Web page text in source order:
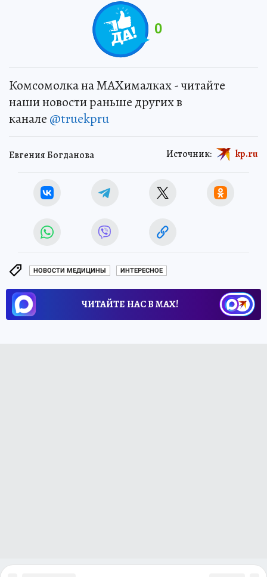
0
Комсомолка на MAXималках - читайте
наши новости раньше других в
канале @truekpru
Евгения Богданова Источник: kp.ru
НОВОСТИ МЕДИЦИНЫ ИНТЕРЕСНОЕ
ЧИТАЙТЕ НАС В МАХ!